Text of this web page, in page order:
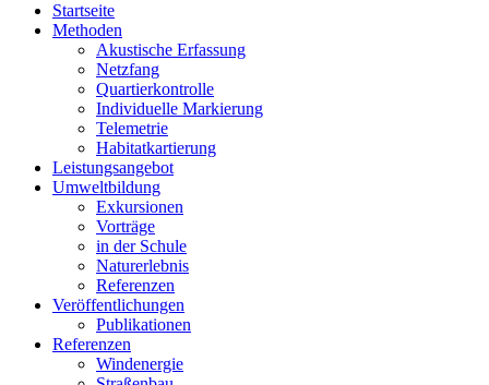
Startseite
Methoden
Akustische Erfassung
Netzfang
Quartierkontrolle
Individuelle Markierung
Telemetrie
Habitatkartierung
Leistungsangebot
Umweltbildung
Exkursionen
Vorträge
in der Schule
Naturerlebnis
Referenzen
Veröffentlichungen
Publikationen
Referenzen
Windenergie